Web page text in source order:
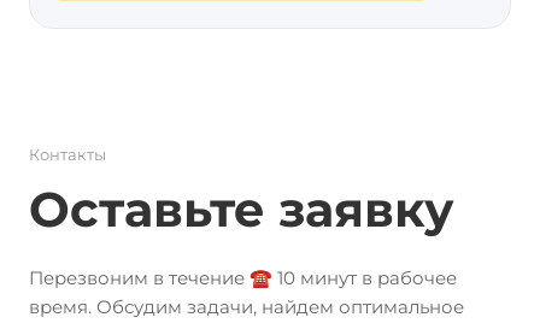
Контакты
Оставьте заявку
Перезвоним в течение ☎️ 10 минут в рабочее
время. Обсудим задачи, найдем оптимальное